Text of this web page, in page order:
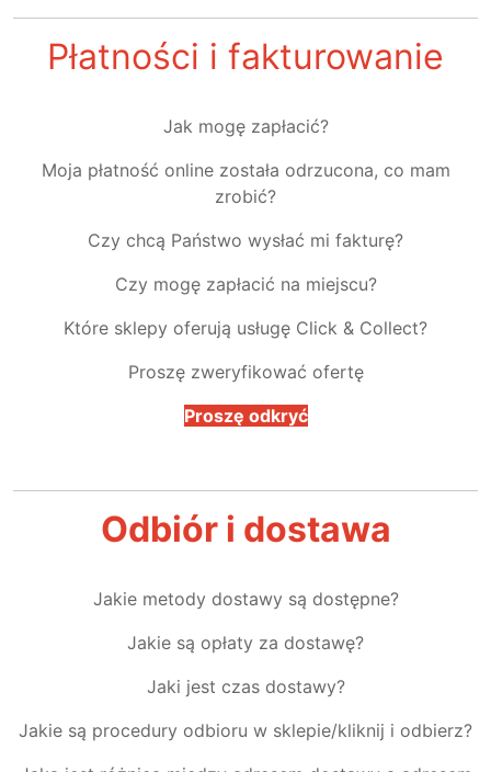
Płatności i fakturowanie
Jak mogę zapłacić?
Moja płatność online została odrzucona, co mam
zrobić?
Czy chcą Państwo wysłać mi fakturę?
Czy mogę zapłacić na miejscu?
Które sklepy oferują usługę Click & Collect?
Proszę zweryfikować ofertę
Proszę odkryć
Odbiór i dostawa
Jakie metody dostawy są dostępne?
Jakie są opłaty za dostawę?
Jaki jest czas dostawy?
Jakie są procedury odbioru w sklepie/kliknij i odbierz?